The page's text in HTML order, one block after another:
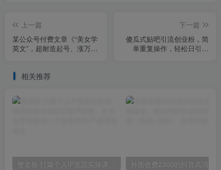
上一篇
某公众号付费文章《“美女学
英文”，超耐造起号、涨万粉
下一篇
傻瓜式贴吧引流创业粉，简
单重复操作，轻松日引流
相关推荐
蟹老板·打爆个人IP底层实操课，教你成熟专业的打造IP技能，全方位带你做成一个能商业化IP